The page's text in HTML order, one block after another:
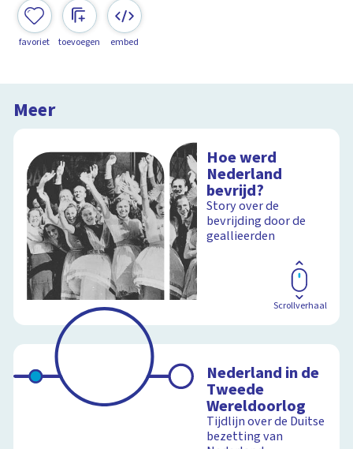
favoriet toevoegen embed
Meer
Hoe werd
Nederland
bevrijd?
Story over de
bevrijding door de
geallieerden
Scrollverhaal
Nederland in de
Tweede
Wereldoorlog
Tijdlijn over de Duitse
bezetting van